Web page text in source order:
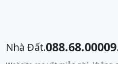
Nhà Đất.088.68.00009